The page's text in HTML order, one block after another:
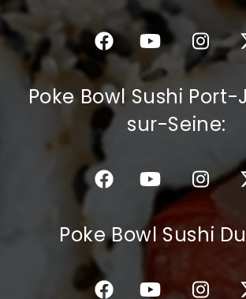
Poke Bowl Sushi
sur-Seine:
Poke Bowl Sushi